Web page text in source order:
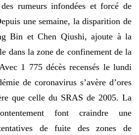
rumeurs infondées et forcé de
une semaine, la disparition de
Bin et Chen Qiushi, ajoute à la
dans la zone de confinement de la
1 775 décès recensés le lundi
de coronavirus s’avère d’ores
que celle du SRAS de 2005. La
font craindre une
de fuite des zones de